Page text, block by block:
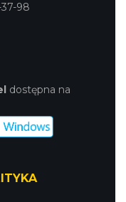
98
dostępna na